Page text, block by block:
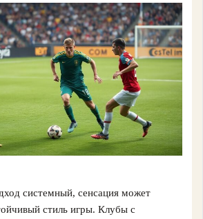
системный, сенсация может
стиль игры. Клубы с